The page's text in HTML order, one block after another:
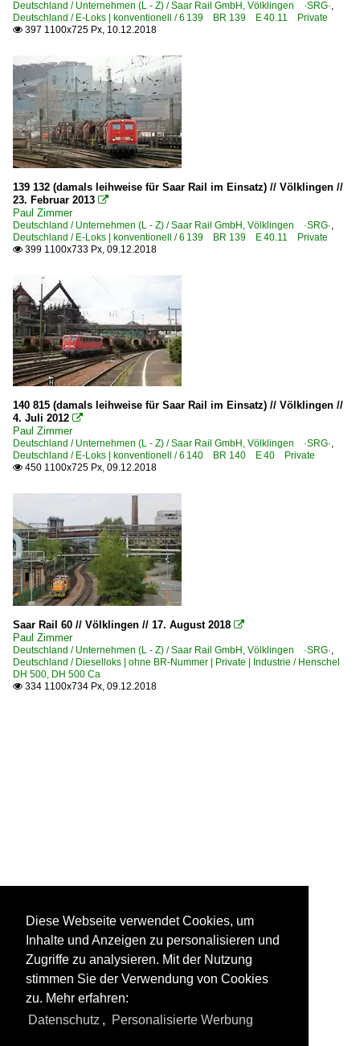
Deutschland / Unternehmen (L - Z) / Saar Rail GmbH, Völklingen ·SRG·,
Deutschland / E-Loks | konventionell / 6 139 BR 139 E 40.11 Private
 397 1100x725 Px, 10.12.2018
139 132 (damals leihweise für Saar Rail im Einsatz) // Völklingen //
23. Februar 2013 
Paul Zimmer
Deutschland / Unternehmen (L - Z) / Saar Rail GmbH, Völklingen ·SRG·,
Deutschland / E-Loks | konventionell / 6 139 BR 139 E 40.11 Private
 399 1100x733 Px, 09.12.2018
140 815 (damals leihweise für Saar Rail im Einsatz) // Völklingen //
4. Juli 2012 
Paul Zimmer
Deutschland / Unternehmen (L - Z) / Saar Rail GmbH, Völklingen ·SRG·,
Deutschland / E-Loks | konventionell / 6 140 BR 140 E 40 Private
 450 1100x725 Px, 09.12.2018
Saar Rail 60 // Völklingen // 17. August 2018 
Paul Zimmer
Deutschland / Unternehmen (L - Z) / Saar Rail GmbH, Völklingen ·SRG·,
Deutschland / Dieselloks | ohne BR-Nummer | Private | Industrie / Henschel
DH 500, DH 500 Ca
 334 1100x734 Px, 09.12.2018
Diese Webseite verwendet Cookies, um
Inhalte und Anzeigen zu personalisieren und
Zugriffe zu analysieren. Mit der Nutzung
stimmen Sie der Verwendung von Cookies
zu. Mehr erfahren:
Datenschutz , Personalisierte Werbung